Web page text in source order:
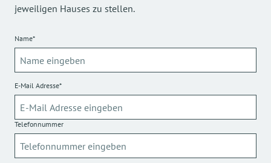
jeweiligen Hauses zu stellen.
Name*
E-Mail Adresse*
Telefonnummer